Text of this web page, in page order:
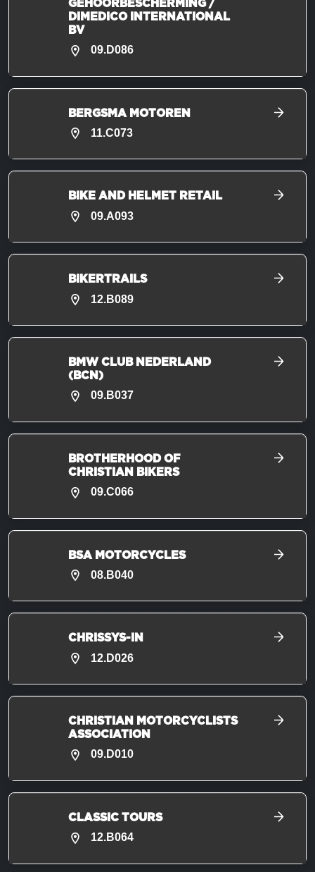
GEHOORBESCHERMING /
DIMEDICO INTERNATIONAL
BV
09.D086
BERGSMA MOTOREN
11.C073
BIKE AND HELMET RETAIL
09.A093
BIKERTRAILS
12.B089
BMW CLUB NEDERLAND
(BCN)
09.B037
BROTHERHOOD OF
CHRISTIAN BIKERS
09.C066
BSA MOTORCYCLES
08.B040
CHRISSYS-IN
12.D026
CHRISTIAN MOTORCYCLISTS
ASSOCIATION
09.D010
CLASSIC TOURS
12.B064